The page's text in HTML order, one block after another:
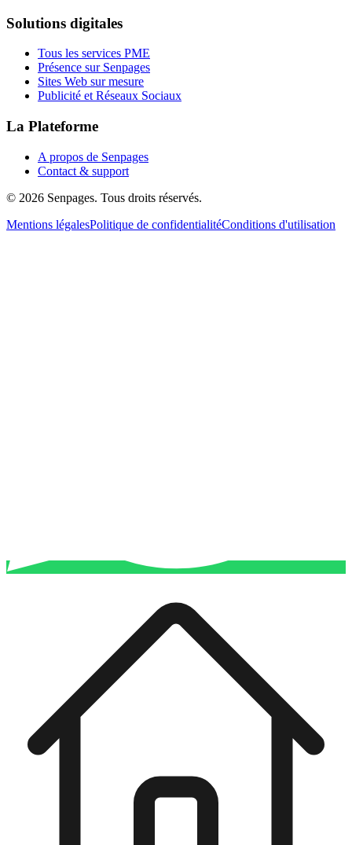
Solutions digitales
Tous les services PME
Présence sur Senpages
Sites Web sur mesure
Publicité et Réseaux Sociaux
La Plateforme
A propos de Senpages
Contact & support
© 2026 Senpages. Tous droits réservés.
Mentions légalesPolitique de confidentialitéConditions d'utilisation